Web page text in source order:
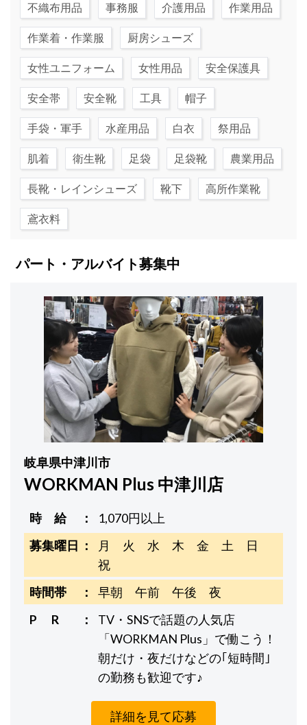
不織布用品 事務服 介護用品 作業用品
作業着・作業服 厨房シューズ
女性ユニフォーム 女性用品 安全保護具
安全帯 安全靴 工具 帽子
手袋・軍手 水産用品 白衣 祭用品
肌着 衛生靴 足袋 足袋靴 農業用品
長靴・レインシューズ 靴下 高所作業靴
鳶衣料
パート・アルバイト募集中
岐阜県中津川市
WORKMAN Plus 中津川店
時 給
1,070円以上
募集曜日
月 火 水 木 金 土 日
祝
時間帯
早朝 午前 午後 夜
P R
TV・SNSで話題の人気店
「WORKMAN Plus」で働こう！
朝だけ・夜だけなどの｢短時間｣
の勤務も歓迎です♪
詳細を見て応募